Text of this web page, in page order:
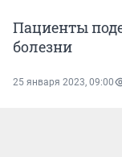
Пациенты
болезни
25 января 2023, 09:00